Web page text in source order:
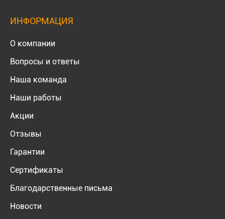
ИНФОРМАЦИЯ
О компании
Вопросы и ответы
Наша команда
Наши работы
Акции
Отзывы
Гарантии
Сертификаты
Благодарственные письма
Новости